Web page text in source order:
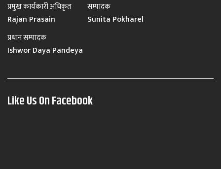
प्रमुख कार्यकारी अधिकृत
Rajan Prasain
सम्पादक
Sunita Pokharel
प्रधान सम्पादक
Ishwor Daya Pandeya
Like Us On Facebook